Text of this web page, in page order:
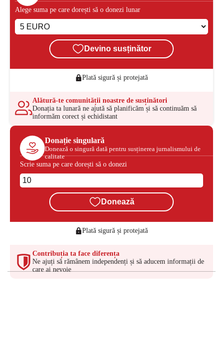
Alege suma pe care dorești să o donezi lunar
Devino susținător
Plată sigură și protejată
Alătură-te comunității noastre de susținători
Donația ta lunară ne ajută să planificăm și să continuăm să
informăm corect și echidistant
Donație singulară
Donează o singură dată pentru susținerea jurnalismului de
calitate
Scrie suma pe care dorești să o donezi
Donează
Plată sigură și protejată
Contribuția ta face diferența
Ne ajuți să rămânem independenți și să aducem informații de
care ai nevoie